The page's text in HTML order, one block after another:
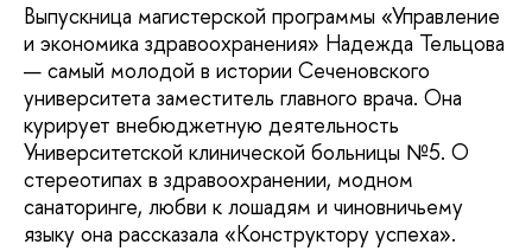
Выпускница магистерской программы «Управление
и экономика здравоохранения» Надежда Тельцова
— самый молодой в истории Сеченовского
университета заместитель главного врача. Она
курирует внебюджетную деятельность
Университетской клинической больницы №5. О
стереотипах в здравоохранении, модном
санаторинге, любви к лошадям и чиновничьему
языку она рассказала «Конструктору успеха».